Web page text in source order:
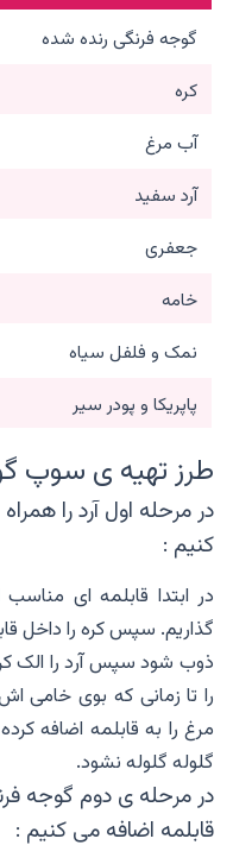
گوجه فرنگی رنده شده
کره
آب مرغ
آرد سفید
جعفری
خامه
نمک و فلفل سیاه
پاپریکا و پودر سیر
طرز تهیه ی سوپ
در مرحله اول آرد را
کنیم :
در ابتدا قابلمه ای
گذاریم. سپس کره را داخل
ذوب شود سپس آرد را الک
را تا زمانی که بوی خامی
مرغ را به قابلمه اضافه
گلوله گلوله نشود.
در مرحله ی دوم گوجه
قابلمه اضافه می کنیم :